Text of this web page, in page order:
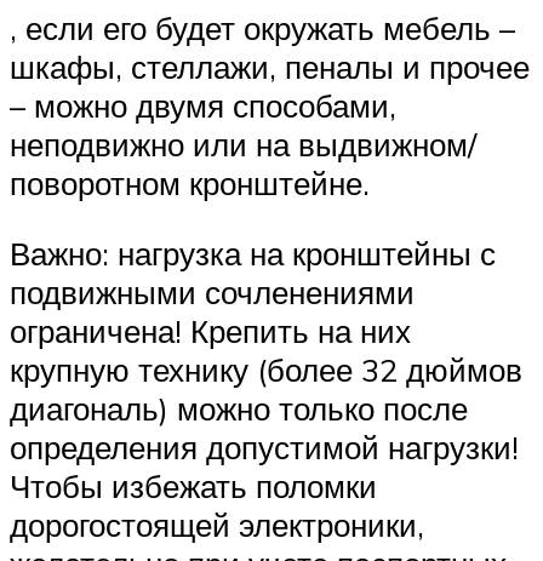
, если его будет окружать мебель –
шкафы, стеллажи, пеналы и прочее
– можно двумя способами,
неподвижно или на выдвижном/
поворотном кронштейне.
Важно: нагрузка на кронштейны с
подвижными сочленениями
ограничена! Крепить на них
крупную технику (более 32 дюймов
диагональ) можно только после
определения допустимой нагрузки!
Чтобы избежать поломки
дорогостоящей электроники,